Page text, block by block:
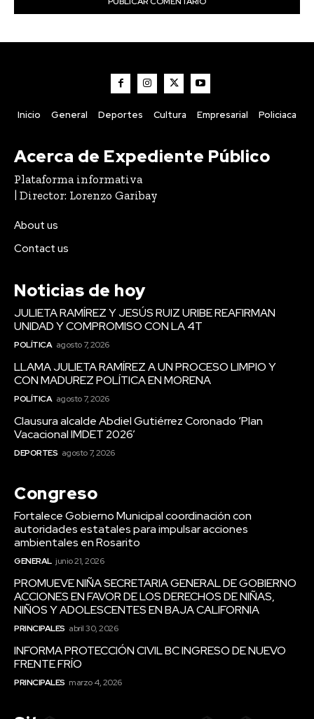
Inicio General Deportes Cultura Empresarial Policiaca
Acerca de Expediente Público
Plataforma informativa
| Director: Lorenzo Garibay
About us
Contact us
Noticias de hoy
JULIETA RAMÍREZ Y JESÚS RUIZ URIBE REAFIRMAN
UNIDAD Y COMPROMISO CON LA 4T
POLÍTICA agosto 7, 2026
LLAMA JULIETA RAMÍREZ A UN PROCESO LIMPIO Y
CON MADUREZ POLÍTICA EN MORENA
POLÍTICA agosto 7, 2026
Clausura alcalde Abdiel Gutiérrez Coronado ‘Plan
Vacacional IMDET 2026’
DEPORTES agosto 7, 2026
Congreso
Fortalece Gobierno Municipal coordinación con
autoridades estatales para impulsar acciones
ambientales en Rosarito
GENERAL junio 21, 2026
PROMUEVE NIÑA SECRETARIA GENERAL DE GOBIERNO
ACCIONES EN FAVOR DE LOS DERECHOS DE NIÑAS,
NIÑOS Y ADOLESCENTES EN BAJA CALIFORNIA
PRINCIPALES abril 30, 2026
INFORMA PROTECCIÓN CIVIL BC INGRESO DE NUEVO
FRENTE FRÍO
PRINCIPALES marzo 4, 2026